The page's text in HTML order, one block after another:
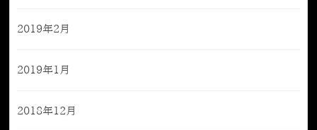
2019年2月
2019年1月
2018年12月